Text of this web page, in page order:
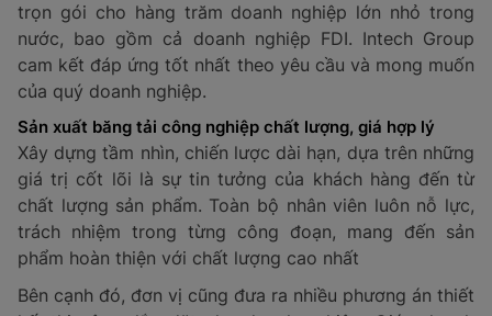
trọn gói cho hàng trăm doanh nghiệp lớn nhỏ trong
nước, bao gồm cả doanh nghiệp FDI. Intech Group
cam kết đáp ứng tốt nhất theo yêu cầu và mong muốn
của quý doanh nghiệp.
Sản xuất băng tải công nghiệp chất lượng, giá hợp lý
Xây dựng tầm nhìn, chiến lược dài hạn, dựa trên những
giá trị cốt lõi là sự tin tưởng của khách hàng đến từ
chất lượng sản phẩm. Toàn bộ nhân viên luôn nỗ lực,
trách nhiệm trong từng công đoạn, mang đến sản
phẩm hoàn thiện với chất lượng cao nhất
Bên cạnh đó, đơn vị cũng đưa ra nhiều phương án thiết